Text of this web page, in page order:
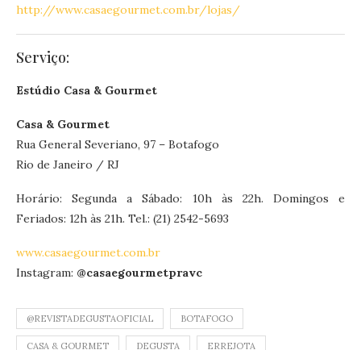
http://www.casaegourmet.com.br/lojas/
Serviço:
Estúdio Casa & Gourmet
Casa & Gourmet
Rua General Severiano, 97 – Botafogo
Rio de Janeiro / RJ
Horário: Segunda a Sábado: 10h às 22h. Domingos e
Feriados: 12h às 21h. Tel.: (21) 2542-5693
www.casaegourmet.com.br
Instagram: @casaegourmetpravc
@REVISTADEGUSTAOFICIAL BOTAFOGO
CASA & GOURMET DEGUSTA ERREJOTA